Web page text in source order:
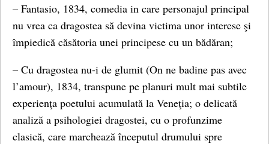
– Fantasio, 1834, comedia in care personajul principal
nu vrea ca dragostea să devina victima unor interese şi
împiedică căsătoria unei principese cu un bădăran;
– Cu dragostea nu-i de glumit (On ne badine pas avec
l’amour), 1834, transpune pe planuri mult mai subtile
experienţa poetului acumulată la Veneţia; o delicată
analiză a psihologiei dragostei, cu o profunzime
clasică, care marchează începutul drumului spre